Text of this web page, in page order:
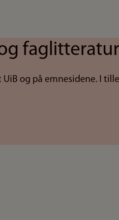
og på emnesidene. I